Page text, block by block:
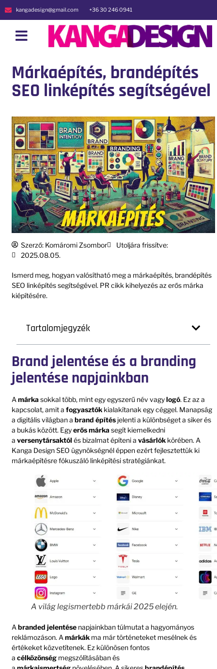
kangadesign@gmail.com +36 30 246 0941
Márkaépítés, brandépítés
SEO linképítés segítségével
Szerző: Komáromi Zsombor
Utoljára frissítve:
2025.08.05.
Ismerd meg, hogyan valósítható meg a márkaépítés, brandépítés
SEO linképítés segítségével. PR cikk kihelyezés az erős márka
kiépítésére.
Tartalomjegyzék
Brand jelentése és a branding
jelentése napjainkban
Amárkasokkal több, mint egy egyszerű név vagylogó. Ez az a
kapcsolat, amit a fogyasztók kialakítanak egy céggel. Manapság
a digitális világban a brand építés jelenti a különbséget a siker és
a bukás között. Egyerős márkasegít kiemelkedni
a versenytársaktól és bizalmat építeni a vásárlók körében. A
Kanga Design SEO ügynökségnél éppen ezért fejlesztettük ki
márkaépítésre fókuszáló linképítési stratégiánkat.
A világ legismertebb márkái 2025 elején.
Abranded jelentése napjainkban túlmutat a hagyományos
reklámozáson. Amárkák ma már történeteket mesélnek és
értékeket közvetítenek. Ez különösen fontos
a célközönség megszólításában és